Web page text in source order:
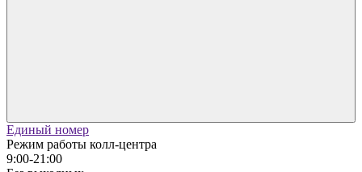
Единый номер
Режим работы колл-центра
9:00-21:00